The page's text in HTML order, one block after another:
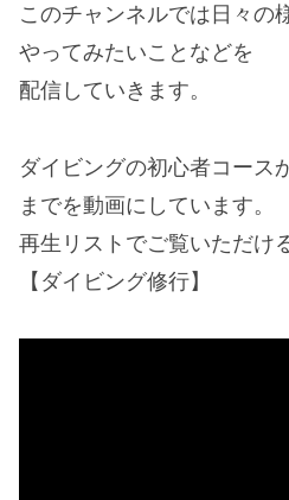
このチャンネルでは日々の
やってみたいことなどを
配信していきます。
ダイビングの初心者コース
までを動画にしています。
再生リストでご覧いただけ
【ダイビング修行】